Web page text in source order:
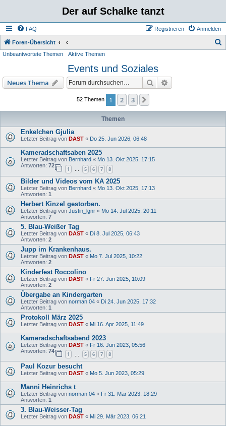
Der auf Schalke tanzt
FAQ Anmelden
Registrieren
Foren-Übersicht
Unbeantwortete Themen Aktive Themen
Events und Soziales
Neues Thema Suche
52 Themen 1 2 3
Themen
Enkelchen Gjulia
Letzter Beitrag von DAST « Do 25. Jun 2026, 06:48
Kameradschaftsaben 2025
Letzter Beitrag von Bernhard « Mo 13. Okt 2025, 17:15
Antworten: 72
1 … 5 6 7 8
Bilder und Videos vom KA 2025
Letzter Beitrag von Bernhard « Mo 13. Okt 2025, 17:13
Antworten: 1
Herbert Kinzel gestorben.
Letzter Beitrag von Justin_lgnr « Mo 14. Jul 2025, 20:11
Antworten: 7
5. Blau-Weißer Tag
Letzter Beitrag von DAST « Di 8. Jul 2025, 06:43
Antworten: 2
Jupp im Krankenhaus.
Letzter Beitrag von DAST « Mo 7. Jul 2025, 10:22
Antworten: 2
Kinderfest Roccolino
Letzter Beitrag von DAST « Fr 27. Jun 2025, 10:09
Antworten: 2
Übergabe an Kindergarten
Letzter Beitrag von norman 04 « Di 24. Jun 2025, 17:32
Antworten: 1
Protokoll März 2025
Letzter Beitrag von DAST « Mi 16. Apr 2025, 11:49
Kameradschaftsabend 2023
Letzter Beitrag von DAST « Fr 16. Jun 2023, 05:56
Antworten: 74
1 5 6 7 8
Paul Kozur besucht
Letzter Beitrag von DAST « Mo 5. Jun 2023, 05:29
Manni Heinrichs t
Letzter Beitrag von norman 04 « Fr 31. Mär 2023, 18:29
Antworten: 1
3. Blau-Weisser-Tag
Letzter Beitrag von DAST « Mi 29. Mär 2023, 06:21